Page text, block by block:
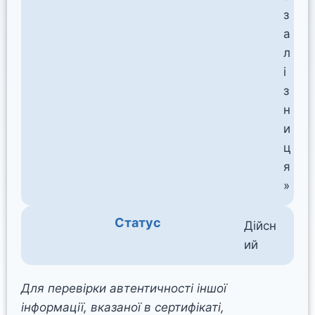
з
а
л
і
з
н
и
ц
я
»
Статус
Дійсн
ий
Для перевірки автентичності іншої
інформації, вказаної в сертифікаті,